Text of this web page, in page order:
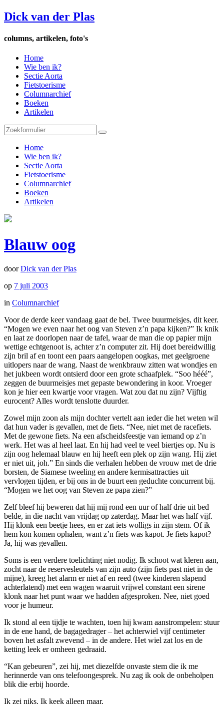
Dick van der Plas
columns, artikelen, foto's
Home
Wie ben ik?
Sectie Aorta
Fietstoerisme
Columnarchief
Boeken
Artikelen
Home
Wie ben ik?
Sectie Aorta
Fietstoerisme
Columnarchief
Boeken
Artikelen
Blauw oog
doorDick van der Plas
op 7 juli 2003
in Columnarchief
Voor de derde keer vandaag gaat de bel. Twee buurmeisjes, dit keer.
“Mogen we even naar het oog van Steven z’n papa kijken?” Ik knik
en laat ze doorlopen naar de tafel, waar de man die op papier mijn
wettige echtgenoot is, achter z’n computer zit. Hij doet bereidwillig
zijn bril af en toont een paars aangelopen oogkas, met geelgroene
uitlopers naar de wang. Naast de wenkbrauw zitten wat wondjes en
het jukbeen wordt ontsierd door een grote schaafplek. “Soo hééé”,
zeggen de buurmeisjes met gepaste bewondering in koor. Vroeger
kon je hier een kwartje voor vragen. Wat zou dat nu zijn? Vijftig
eurocent? Alles wordt tenslotte duurder.
Zowel mijn zoon als mijn dochter vertelt aan ieder die het weten wil
dat hun vader is gevallen, met de fiets. “Nee, niet met de racefiets.
Met de gewone fiets. Na een afscheidsfeestje van iemand op z’n
werk. Het was al heel laat. En hij had veel te veel biertjes op. Nu is
zijn oog helemaal blauw en hij heeft een plek op zijn wang. Hij ziet
er niet uit, joh.” En sinds die verhalen hebben de vrouw met de drie
borsten, de Siamese tweeling en andere kermisattracties uit
vervlogen tijden, er bij ons in de buurt een geduchte concurrent bij.
“Mogen we het oog van Steven ze papa zien?”
Zelf bleef hij beweren dat hij mij rond een uur of half drie uit bed
belde, in die nacht van vrijdag op zaterdag. Maar het was half vijf.
Hij klonk een beetje hees, en er zat iets wolligs in zijn stem. Of ik
hem kon komen ophalen, want z’n fiets was kapot. Je fiets kapot?
Ja, hij was gevallen.
Soms is een verdere toelichting niet nodig. Ik schoot wat kleren aan,
zocht naar de reservesleutels van zijn auto (zijn fiets past niet in de
mijne), kreeg het alarm er niet af en reed (twee kinderen slapend
achterlatend) met een wagen waaruit vrijwel constant een sirene
klonk naar het punt waar we hadden afgesproken. Nee, niet goed
voor je humeur.
Ik stond al een tijdje te wachten, toen hij kwam aanstrompelen: stuur
in de ene hand, de bagagedrager – het achterwiel vijf centimeter
boven het asfalt zwevend – in de andere. Het wiel zat los en de
ketting leek er omheen gedraaid.
“Kan gebeuren”, zei hij, met diezelfde onvaste stem die ik me
herinnerde van ons telefoongesprek. Nu zag ik ook de onbeholpen
blik die erbij hoorde.
Ik zei niks. Ik keek alleen maar.